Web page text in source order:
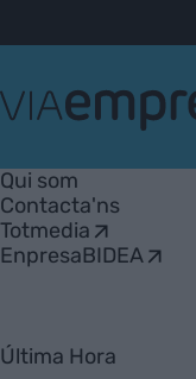
Empresa
Qui som
Contacta'ns
Totmedia
EnpresaBIDEA
Última Hora